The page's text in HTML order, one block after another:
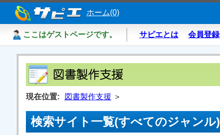
ホーム(0)
ここはゲストページです。 サピエとは 会員登録
現在位置: 図書製作支援 ＞
検索サイト一覧(すべてのジャンル)